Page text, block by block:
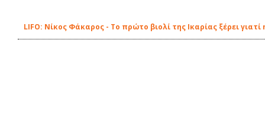
LIFO: Νίκος Φάκαρος - Το πρώτο βιολί της Ικαρίας ξέρει